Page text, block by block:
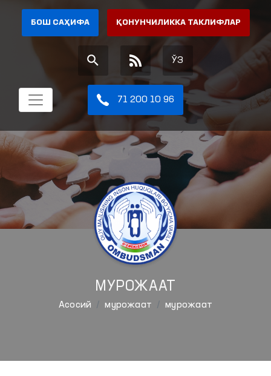
БОШ САҲИФА ҚОНУНЧИЛИККА ТАКЛИФЛАР
ЎЗ
71 200 10 96
МУРОЖААТ
Aсосий мурожаат мурожаат